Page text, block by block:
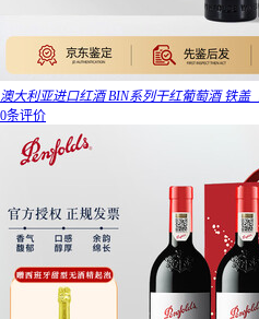
澳大利亚进口红酒 BIN系列干红葡萄酒 铁盖
0条评价